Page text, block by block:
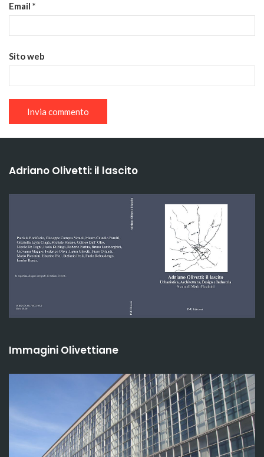
Email *
Sito web
Adriano Olivetti: il lascito
Immagini Olivettiane